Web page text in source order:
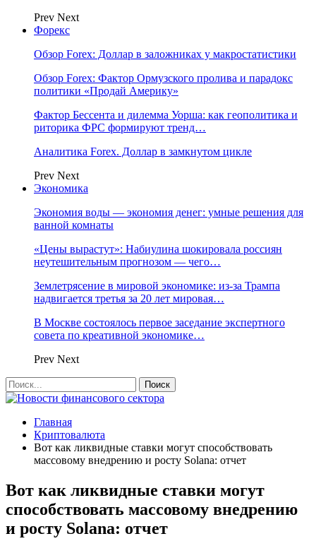
Prev Next
Форекс
Обзор Forex: Доллар в заложниках у макростатистики
Обзор Forex: Фактор Ормузского пролива и парадокс
политики «Продай Америку»
Фактор Бессента и дилемма Уорша: как геополитика и
риторика ФРС формируют тренд…
Аналитика Forex. Доллар в замкнутом цикле
Prev Next
Экономика
Экономия воды — экономия денег: умные решения для
ванной комнаты
«Цены вырастут»: Набиулина шокировала россиян
неутешительным прогнозом — чего…
Землетрясение в мировой экономике: из-за Трампа
надвигается третья за 20 лет мировая…
В Москве состоялось первое заседание экспертного
совета по креативной экономике…
Prev Next
Главная
Криптовалюта
Вот как ликвидные ставки могут способствовать
массовому внедрению и росту Solana: отчет
Вот как ликвидные ставки могут
способствовать массовому внедрению
и росту Solana: отчет